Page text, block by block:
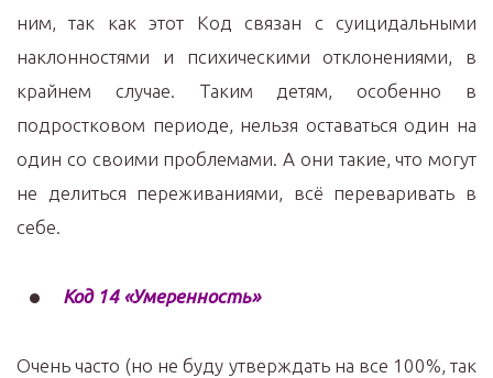
ним, так как этот Код связан с суицидальными
наклонностями и психическими отклонениями, в
крайнем случае. Таким детям, особенно в
подростковом периоде, нельзя оставаться один на
один со своими проблемами. А они такие, что могут
не делиться переживаниями, всё переваривать в
себе.
Код 14 «Умеренность»
Очень часто (но не буду утверждать на все 100%, так